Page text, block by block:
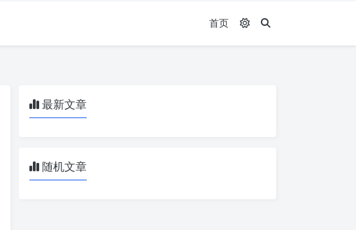
首页
最新文章
随机文章